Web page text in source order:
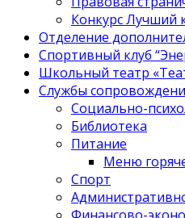
Конкурс Лучший
Отделение
Спортивный клуб
Школьный театр
Службы
Социально-
Библиотека
Питание
Меню
Спорт